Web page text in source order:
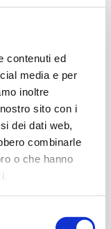
contenuti ed
media e per
inoltre
sito con i
dei dati web,
combinarle
o che hanno